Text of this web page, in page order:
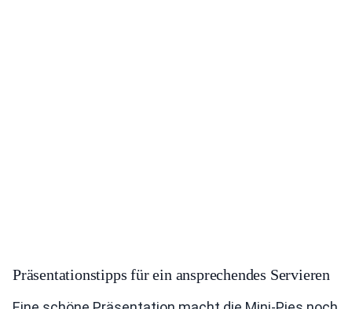
Präsentationstipps für ein ansprechendes Servieren